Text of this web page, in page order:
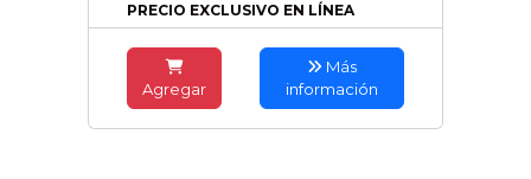
PRECIO EXCLUSIVO EN LÍNEA
Agregar
Más
información